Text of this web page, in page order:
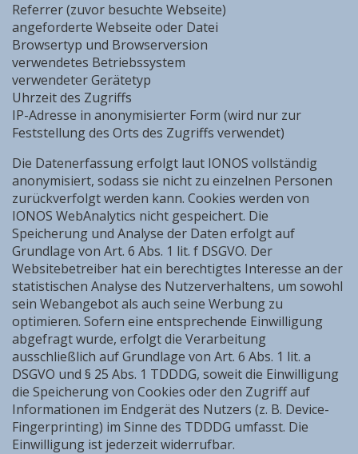
Referrer (zuvor besuchte Webseite)
angeforderte Webseite oder Datei
Browsertyp und Browserversion
verwendetes Betriebssystem
verwendeter Gerätetyp
Uhrzeit des Zugriffs
IP-Adresse in anonymisierter Form (wird nur zur
Feststellung des Orts des Zugriffs verwendet)
Die Datenerfassung erfolgt laut IONOS vollständig
anonymisiert, sodass sie nicht zu einzelnen Personen
zurückverfolgt werden kann. Cookies werden von
IONOS WebAnalytics nicht gespeichert. Die
Speicherung und Analyse der Daten erfolgt auf
Grundlage von Art. 6 Abs. 1 lit. f DSGVO. Der
Websitebetreiber hat ein berechtigtes Interesse an der
statistischen Analyse des Nutzerverhaltens, um sowohl
sein Webangebot als auch seine Werbung zu
optimieren. Sofern eine entsprechende Einwilligung
abgefragt wurde, erfolgt die Verarbeitung
ausschließlich auf Grundlage von Art. 6 Abs. 1 lit. a
DSGVO und § 25 Abs. 1 TDDDG, soweit die Einwilligung
die Speicherung von Cookies oder den Zugriff auf
Informationen im Endgerät des Nutzers (z. B. Device-
Fingerprinting) im Sinne des TDDDG umfasst. Die
Einwilligung ist jederzeit widerrufbar.